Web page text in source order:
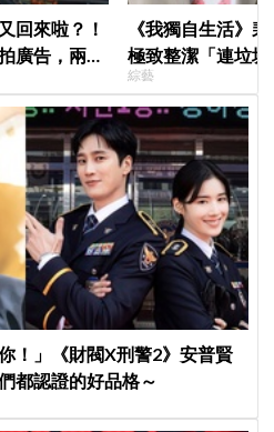
回來啦？！
廣告，兩人
外篇！
《我獨自生活》
極致整潔「連垃
一件事
綜藝
！」《財閥X刑警2》安普賢
都認證的好品格～